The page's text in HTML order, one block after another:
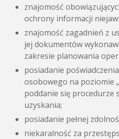
znajomość
ochrony informacji
znajomość zagadnień z
jej dokumentów
zakresie planowania
posiadanie
osobowego na poziomie
poddanie się procedurze
uzyskania;
posiadanie pełnej
niekaralność za